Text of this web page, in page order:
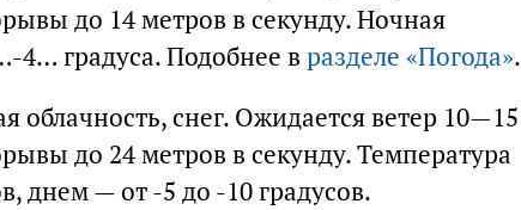
до 14 метров в секунду. Ночная
4… градуса. Подобнее в разделе «Погода».
облачность, снег. Ожидается ветер 10—15
до 24 метров в секунду. Температура
днем — от -5 до -10 градусов.